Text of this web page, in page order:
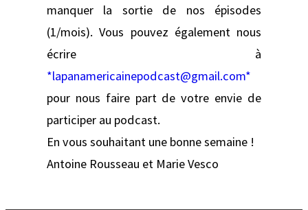
manquer la sortie de nos épisodes
(1/mois). Vous pouvez également nous
écrire à
*lapanamericainepodcast@gmail.com*
pour nous faire part de votre envie de
participer au podcast.
En vous souhaitant une bonne semaine !
Antoine Rousseau et Marie Vesco